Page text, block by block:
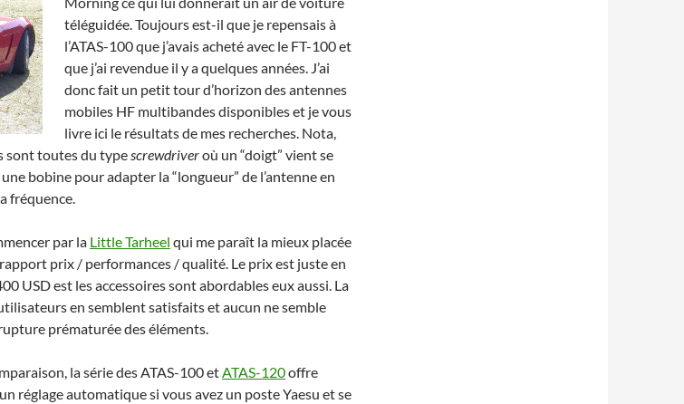
téléguidée. Toujours est-il que je repensais à
l’ATAS-100 que j’avais acheté avec le FT-100 et
que j’ai revendue il y a quelques années. J’ai
donc fait un petit tour d’horizon des antennes
mobiles HF multibandes disponibles et je vous
livre ici le résultats de mes recherches. Nota,
sont toutes du typescrewdriveroù un “doigt” vient se
bobine pour adapter la “longueur” de l’antenne en
fréquence.
par la Little Tarheel qui me paraît la mieux placée
prix / performances / qualité. Le prix est juste en
USD est les accessoires sont abordables eux aussi. La
en semblent satisfaits et aucun ne semble
prématurée des éléments.
la série des ATAS-100 etATAS-120offre
réglage automatique si vous avez un poste Yaesu et se